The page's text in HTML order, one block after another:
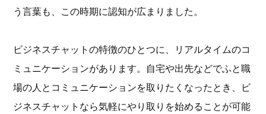
う言葉も、この時期に認知が広まりました。
ビジネスチャットの特徴のひとつに、リアルタイムのコ
ミュニケーションがあります。自宅や出先などでふと職
場の人とコミュニケーションを取りたくなったとき、ビ
ジネスチャットなら気軽にやり取りを始めることが可能